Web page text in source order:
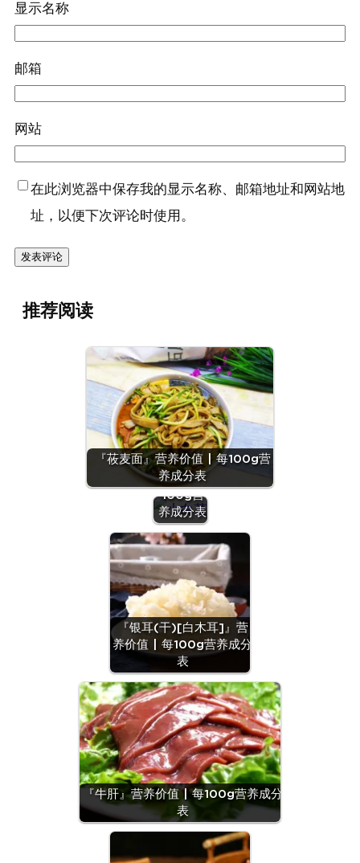
显示名称
邮箱
网站
在此浏览器中保存我的显示名称、邮箱地址和网站地
址，以便下次评论时使用。
推荐阅读
『莜麦面』营养价值 | 每100g营
养成分表
『小白
菜』营养
价值 | 每
100g营
养成分表
『银耳(干)[白木耳]』营
养价值 | 每100g营养成分
表
『牛肝』营养价值 | 每100g营养成分
表